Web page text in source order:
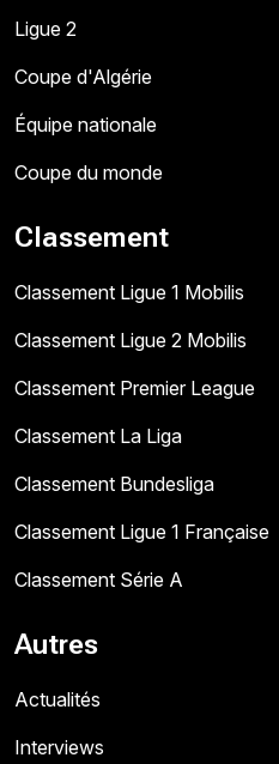
Ligue 2
Coupe d'Algérie
Équipe nationale
Coupe du monde
Classement
Classement Ligue 1 Mobilis
Classement Ligue 2 Mobilis
Classement Premier League
Classement La Liga
Classement Bundesliga
Classement Ligue 1 Française
Classement Série A
Autres
Actualités
Interviews